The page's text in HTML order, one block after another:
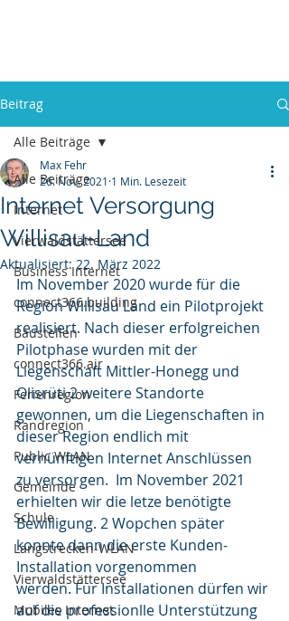
Beitrag
Alle Beiträge
Internet
Vierwaldstättersee
Business Internet
connect366.building
Baustellen
connect366.air
Ferienregion
Randregion
Public WLAN
Gemeinde
Schule
Langstrecken-WLAN
Vierwaldstättersee
Mobiles Internet
Alle Beiträge
Internet Versorgung
Willisau-Land
Max Fehr
26. Nov. 2021 1 Min. Lesezeit
Aktualisiert:22. März 2022
Im November 2020 wurde für die
Region Willisau Land ein Pilotprojekt
realisiert. Nach dieser erfolgreichen
Pilotphase wurden mit der
Liegenschaft Mittler-Honegg und
Olisrüti 2 weitere Standorte
gewonnen, um die Liegenschaften in
dieser Region endlich mit
vernünftigen Internet Anschlüssen
zu versorgen.  Im November 2021
erhielten wir die letze benötigte
Bewilligung. 2 Wopchen später
konnte dann die erste Kunden-
Installation vorgenommen
werden. Für Installationen dürfen wir
auf die professionlle Unterstützung